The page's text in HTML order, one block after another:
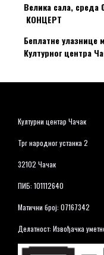
Велика сала, среда
КОНЦЕРТ
Беплатне улазнице
Културног центра
Културни центар Чачак
Трг народног устанка 2
32102 Чачак
ПИБ: 101112640
Матични број: 07167342
Делатност: Извођачка